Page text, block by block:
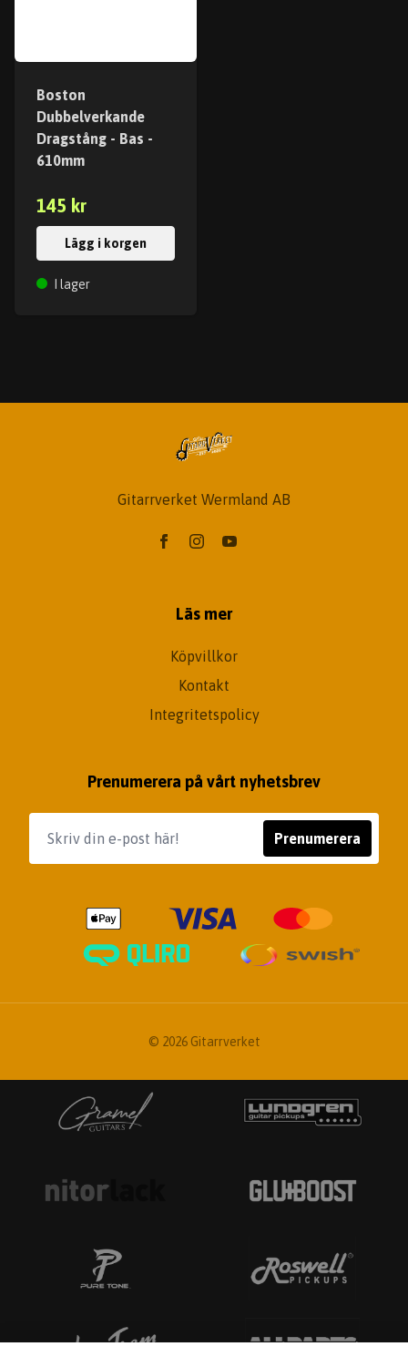
Boston
Dubbelverkande
Dragstång - Bas -
610mm
145 kr
Lägg i korgen
I lager
Gitarrverket Wermland AB
Läs mer
Köpvillkor
Kontakt
Integritetspolicy
Prenumerera på vårt nyhetsbrev
Prenumerera
© 2026 Gitarrverket